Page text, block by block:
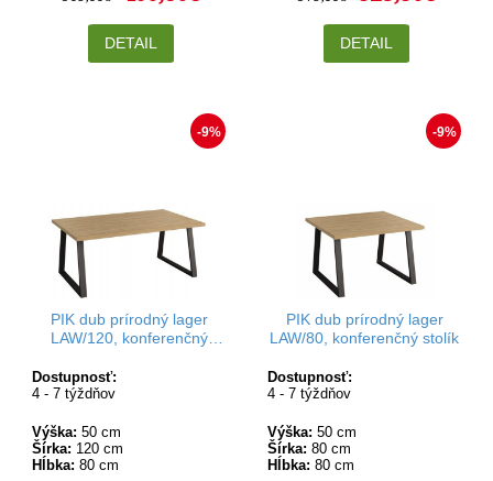
DETAIL DETAIL
-9%
PIK dub prírodný lager
LAW/120, konferenčný
Dostupnosť:
4 - 7 týždňov
Výška: 50 cm
Šírka: 120 cm
Hĺbka: 80 cm
-9%
PIK dub prírodný lager
LAW/80, konferenčný stolík
Dostupnosť:
4 - 7 týždňov
Výška: 50 cm
Šírka: 80 cm
Hĺbka: 80 cm